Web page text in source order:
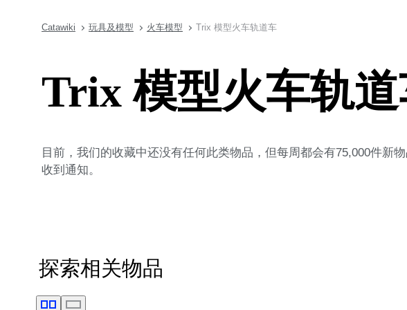
Catawiki 玩具及模型 火车模型 Trix 模型火车轨道车
Trix 模型火车轨
目前，我们的收藏中还没有任何此类物品，但每周都会有75,000件新
收到通知。
探索相关物品